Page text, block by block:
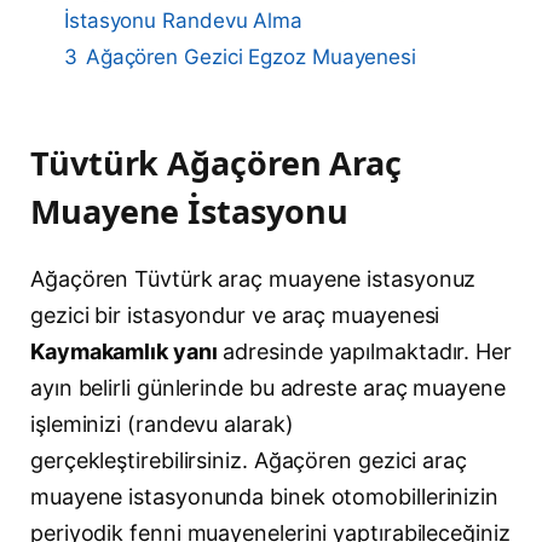
İstasyonu Randevu Alma
3 Ağaçören Gezici Egzoz Muayenesi
Tüvtürk Ağaçören Araç
Muayene İstasyonu
Ağaçören Tüvtürk araç muayene istasyonuz
gezici bir istasyondur ve araç muayenesi
Kaymakamlık yanı adresinde yapılmaktadır. Her
ayın belirli günlerinde bu adreste araç muayene
işleminizi (randevu alarak)
gerçekleştirebilirsiniz. Ağaçören gezici araç
muayene istasyonunda binek otomobillerinizin
periyodik fenni muayenelerini yaptırabileceğiniz